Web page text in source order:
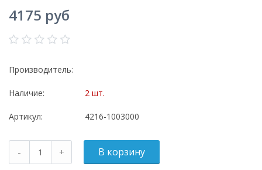
4175 руб
Производитель:
Наличие: 2 шт.
Артикул: 4216-1003000